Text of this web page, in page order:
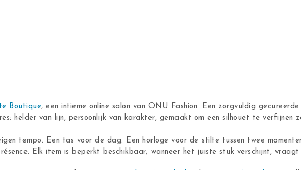
Boutique, een intieme online salon van ONU Fashion. Een zorgvuldig
helder van lijn, persoonlijk van karakter, gemaakt om een silhouet te verfijnen
tempo. Een tas voor de dag. Een horloge voor de stilte tussen twee
Elk item is beperkt beschikbaar; wanneer het juiste stuk verschijnt,